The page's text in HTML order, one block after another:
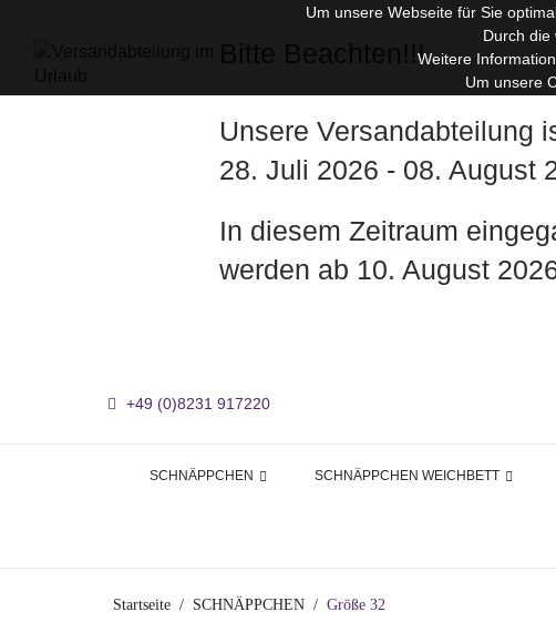
Bitte Beachten!!!
Unsere Versandabteilung
28. Juli 2026 - 08. August
In diesem Zeitraum
werden ab 10. August
+49 (0)8231 917220
SCHNÄPPCHEN SCHNÄPPCHEN WEICHBETT
Startseite SCHNÄPPCHEN Größe 32
Um unsere Webseite für Sie
Durch die
Weitere
Um unsere